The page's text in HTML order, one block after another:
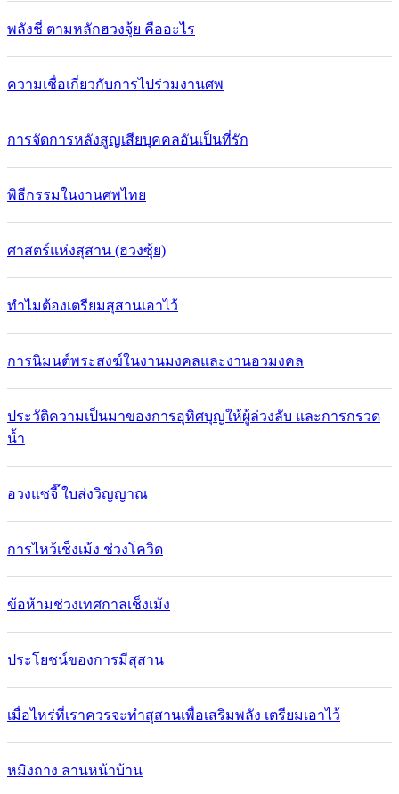
พลังชี่ ตามหลักฮวงจุ้ย คืออะไร
ความเชื่อเกี่ยวกับการไปร่วมงานศพ
การจัดการหลังสูญเสียบุคคลอันเป็นที่รัก
พิธีกรรมในงานศพไทย
ศาสตร์แห่งสุสาน (ฮวงซุ้ย)
ทำไมต้องเตรียมสุสานเอาไว้
การนิมนต์พระสงฆ์ในงานมงคลและงานอวมงคล
ประวัติความเป็นมาของการอุทิศบุญให้ผู้ล่วงลับ และการกรวด
น้ำ
อวงแซจี๊ ใบส่งวิญญาณ
การไหว้เช็งเม้ง ช่วงโควิด
ข้อห้ามช่วงเทศกาลเช็งเม้ง
ประโยชน์ของการมีสุสาน
เมื่อไหร่ที่เราควรจะทำสุสานเพื่อเสริมพลัง เตรียมเอาไว้
หมิงถาง ลานหน้าบ้าน